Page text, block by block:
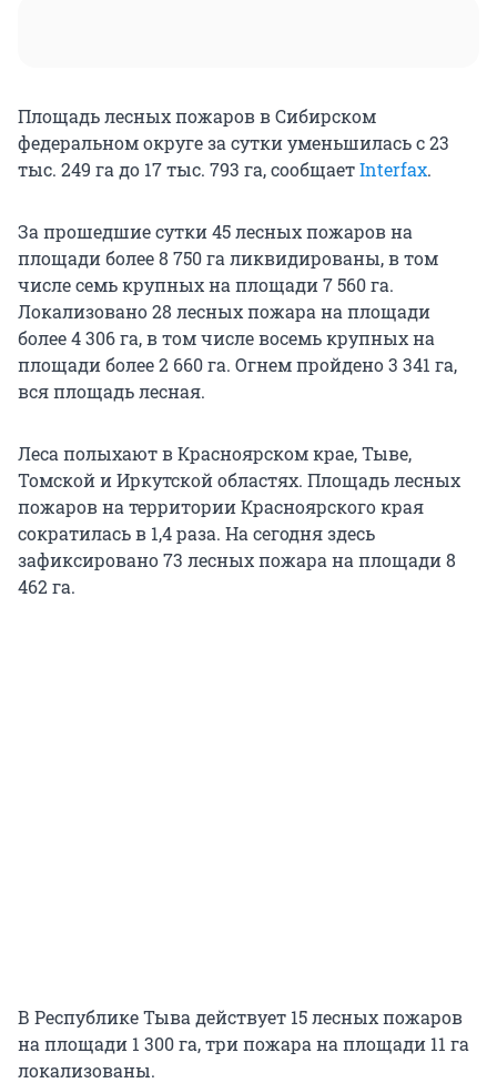
Площадь лесных пожаров в Сибирском
федеральном округе за сутки уменьшилась с 23
тыс. 249 га до 17 тыс. 793 га, сообщаетInterfax.
За прошедшие сутки 45 лесных пожаров на
площади более 8 750 га ликвидированы, в том
числе семь крупных на площади 7 560 га.
Локализовано 28 лесных пожара на площади
более 4 306 га, в том числе восемь крупных на
площади более 2 660 га. Огнем пройдено 3 341 га,
вся площадь лесная.
Леса полыхают в Красноярском крае, Тыве,
Томской и Иркутской областях. Площадь лесных
пожаров на территории Красноярского края
сократилась в 1,4 раза. На сегодня здесь
зафиксировано 73 лесных пожара на площади 8
462 га.
В Республике Тыва действует 15 лесных пожаров
на площади 1 300 га, три пожара на площади 11 га
локализованы.